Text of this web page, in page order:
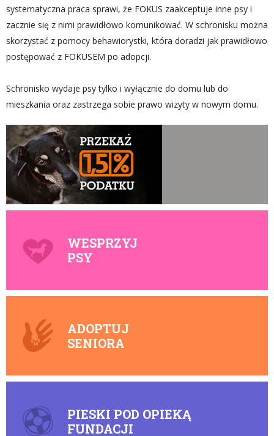
systematyczna praca sprawi, że FOKUS zaakceptuje inne psy i
zacznie się z nimi prawidłowo komunikować. W schronisku można
skorzystać z pomocy behawiorystki, która doradzi jak prawidłowo
postępować z FOKUSEM po adopcji.
Schronisko wydaje psy tylko i wyłącznie do domu lub do
mieszkania oraz zastrzega sobie prawo wizyty w nowym domu.
WESPRZYJ
PSY
ADOPTUJ
SENIORA
PIESKI POD OPIEKĄ
FUNDACJI